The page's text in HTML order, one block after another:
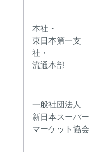
本社・
東日本第一支
社・
流通本部
一般社団法人
新日本スーパー
マーケット協会